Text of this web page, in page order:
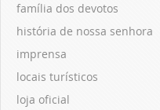
família dos devotos
história de nossa senhora
imprensa
locais turísticos
loja oficial